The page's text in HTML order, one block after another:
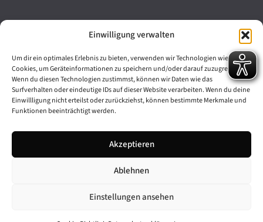
Einwilligung verwalten
Um dir ein optimales Erlebnis zu bieten, verwenden wir Technologien wie
Cookies, um Geräteinformationen zu speichern und/oder darauf zuzugreifen.
Wenn du diesen Technologien zustimmst, können wir Daten wie das
Surfverhalten oder eindeutige IDs auf dieser Website verarbeiten. Wenn du deine
Einwillligung nicht erteilst oder zurückziehst, können bestimmte Merkmale und
Funktionen beeinträchtigt werden.
Akzeptieren
Ablehnen
Einstellungen ansehen
t
l
t
u
g
-
Cookie-Richtlinie (EU)
Barrierefreiheit